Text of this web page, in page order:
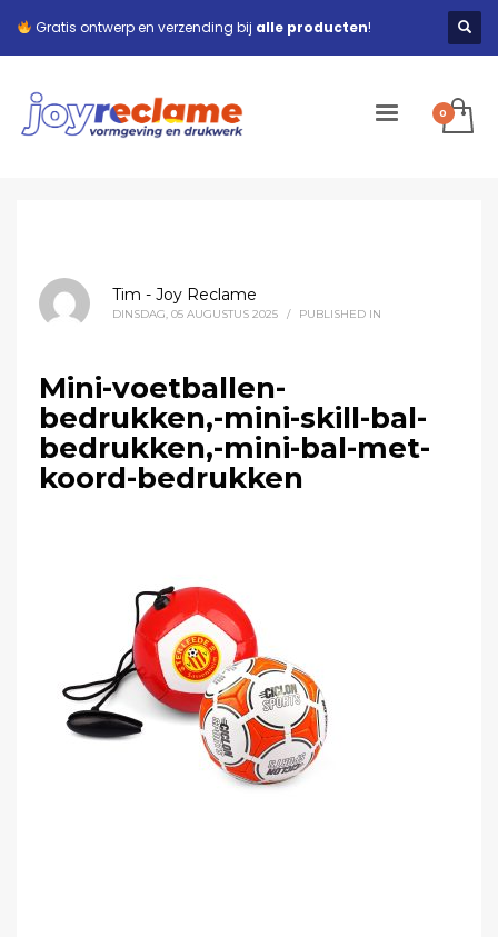
Gratis ontwerp en verzending bij alle producten!
Tim - Joy Reclame
DINSDAG, 05 AUGUSTUS 2025 / PUBLISHED IN
Mini-voetballen-
bedrukken,-mini-skill-bal-
bedrukken,-mini-bal-met-
koord-bedrukken